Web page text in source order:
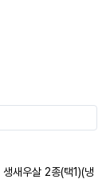
새우살 2종(택1)(냉